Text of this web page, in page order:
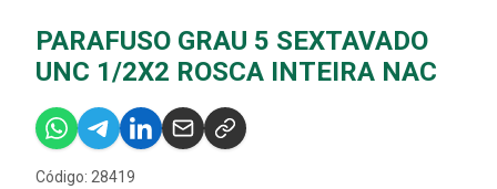
PARAFUSO GRAU 5 SEXTAVADO
UNC 1/2X2 ROSCA INTEIRA NAC
Código: 28419